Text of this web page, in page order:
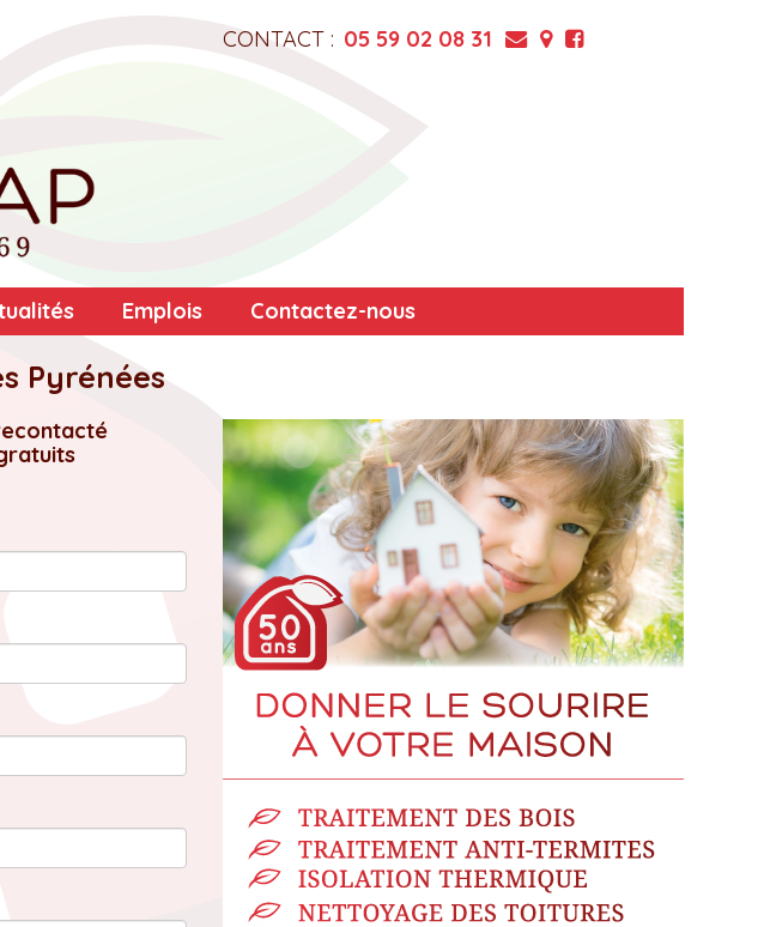
CONTACT : 05 59 02 08 31
Emplois Contactez-nous
Pyrénées